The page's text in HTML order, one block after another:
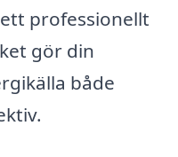
professionellt
gör din
både